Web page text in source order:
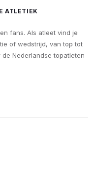
ATLETIEK
fans. Als atleet vind je
of wedstrijd, van top tot
Nederlandse topatleten